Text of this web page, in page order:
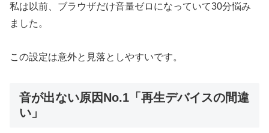
私は以前、ブラウザだけ音量ゼロになっていて30分悩み
ました。
この設定は意外と見落としやすいです。
音が出ない原因No.1「再生デバイスの間違
い」